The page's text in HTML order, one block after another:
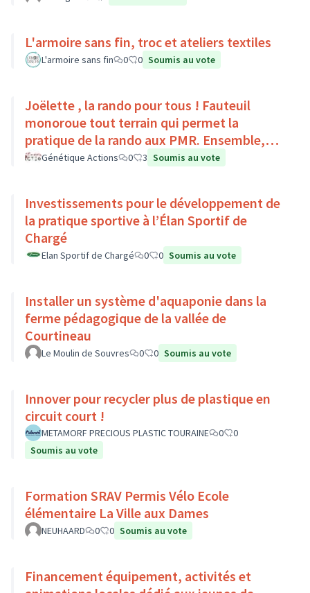
L'armoire sans fin, troc et ateliers textiles
L'armoire sans fin 0 0 Soumis au vote
Joëlette , la rando pour tous ! Fauteuil
monoroue tout terrain qui permet la
pratique de la rando aux PMR. Ensemble,
faisons du sport :)
Génétique Actions 0 3 Soumis au vote
Investissements pour le développement de
la pratique sportive à l’Élan Sportif de
Chargé
Elan Sportif de Chargé 0 0 Soumis au vote
Installer un système d'aquaponie dans la
ferme pédagogique de la vallée de
Courtineau
Le Moulin de Souvres 0 0 Soumis au vote
Innover pour recycler plus de plastique en
circuit court !
METAMORF PRECIOUS PLASTIC TOURAINE 0
0
Soumis au vote
Formation SRAV Permis Vélo Ecole
élémentaire La Ville aux Dames
NEUHAARD 0 0 Soumis au vote
Financement équipement, activités et